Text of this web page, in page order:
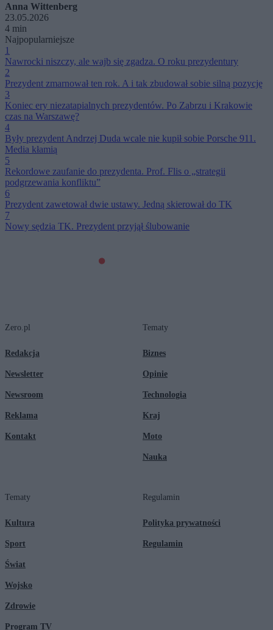
Anna Wittenberg
23.05.2026
4 min
Najpopularniejsze
1
Nawrocki niszczy, ale wajb się zgadza. O roku prezydentury
2
Prezydent zmarnował ten rok. A i tak zbudował sobie silną pozycję
3
Koniec ery niezatapialnych prezydentów. Po Zabrzu i Krakowie
czas na Warszawę?
4
Były prezydent Andrzej Duda wcale nie kupił sobie Porsche 911.
Media kłamią
5
Rekordowe zaufanie do prezydenta. Prof. Flis o „strategii
podgrzewania konfliktu”
6
Prezydent zawetował dwie ustawy. Jedną skierował do TK
7
Nowy sędzia TK. Prezydent przyjął ślubowanie
Zero.pl
Redakcja
Newsletter
Newsroom
Reklama
Kontakt
Tematy
Biznes
Opinie
Technologia
Kraj
Moto
Nauka
Tematy
Kultura
Sport
Świat
Wojsko
Zdrowie
Program TV
Regulamin
Polityka prywatności
Regulamin